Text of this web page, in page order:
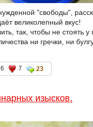
"свободы",
великолепный вкус!
так, чтобы не стоять
ни гречки, ни
7 23
изысков.